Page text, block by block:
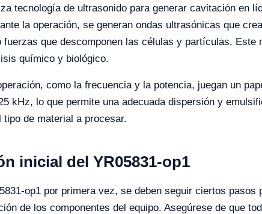
tecnología de ultrasonido para generar cavitación en
la operación, se generan ondas ultrasónicas que
fuerzas que descomponen las células y partículas.
químico y biológico.
como la frecuencia y la potencia, juegan un
kHz, lo que permite una adecuada dispersión y
tipo de material a procesar.
inicial del YR05831-op1
op1 por primera vez, se deben seguir ciertos
de los componentes del equipo. Asegúrese de que